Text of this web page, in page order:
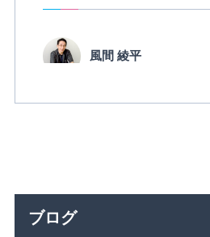
風間 綾平
ブログ